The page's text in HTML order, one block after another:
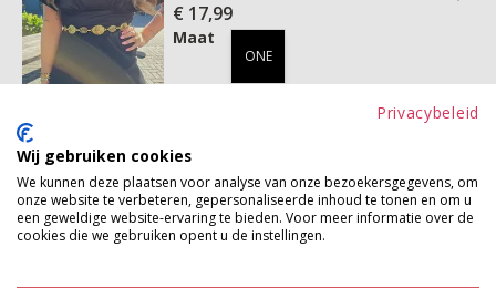
€ 17,99
Maat
ONE
TOEVOEGEN AAN WINKELWAGEN
Maat
ONE
Privacybeleid
Wij gebruiken cookies
We kunnen deze plaatsen voor analyse van onze bezoekersgegevens, om
onze website te verbeteren, gepersonaliseerde inhoud te tonen en om u
een geweldige website-ervaring te bieden. Voor meer informatie over de
cookies die we gebruiken opent u de instellingen.